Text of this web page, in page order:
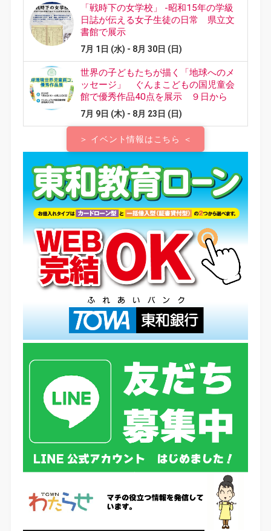
＞ イベント情報はこちら ＜